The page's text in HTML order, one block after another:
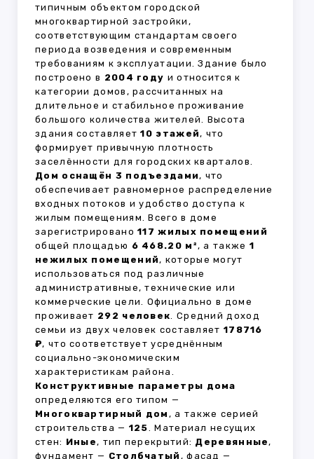
типичным объектом городской
многоквартирной застройки,
соответствующим стандартам своего
периода возведения и современным
требованиям к эксплуатации. Здание было
построено в 2004 году и относится к
категории домов, рассчитанных на
длительное и стабильное проживание
большого количества жителей. Высота
здания составляет10 этажей, что
формирует привычную плотность
заселённости для городских кварталов.
Дом оснащён 3 подъездами, что
обеспечивает равномерное распределение
входных потоков и удобство доступа к
жилым помещениям. Всего в доме
зарегистрировано117 жилых помещений
общей площадью 6 468.20 м², а также 1
нежилых помещений, которые могут
использоваться под различные
административные, технические или
коммерческие цели. Официально в доме
проживает 292 человек. Средний доход
семьи из двух человек составляет 178716
₽, что соответствует усреднённым
социально-экономическим
характеристикам района.
Конструктивные параметры дома
определяются его типом —
Многоквартирный дом , а также серией
строительства — 125. Материал несущих
стен: Иные, тип перекрытий: Деревянные,
фундамент — Столбчатый , фасад —